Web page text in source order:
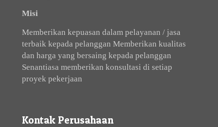
Misi
Memberikan kepuasan dalam pelayanan / jasa
terbaik kepada pelanggan Memberikan kualitas
dan harga yang bersaing kepada pelanggan
Senantiasa memberikan konsultasi di setiap
proyek pekerjaan
Kontak Perusahaan